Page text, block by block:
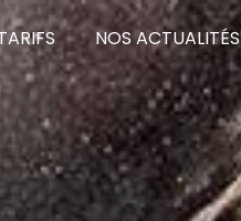
NOS ACTUALITÉS